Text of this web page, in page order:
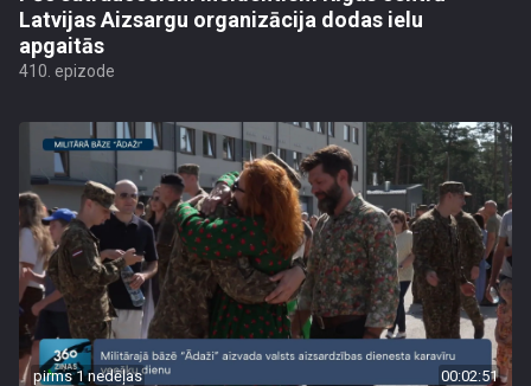
Latvijas Aizsargu organizācija dodas ielu
apgaitās
410. epizode
pirms 1 nedēļas 00:02:51